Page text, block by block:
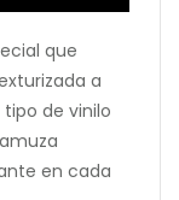
que
a
de vinilo
en cada